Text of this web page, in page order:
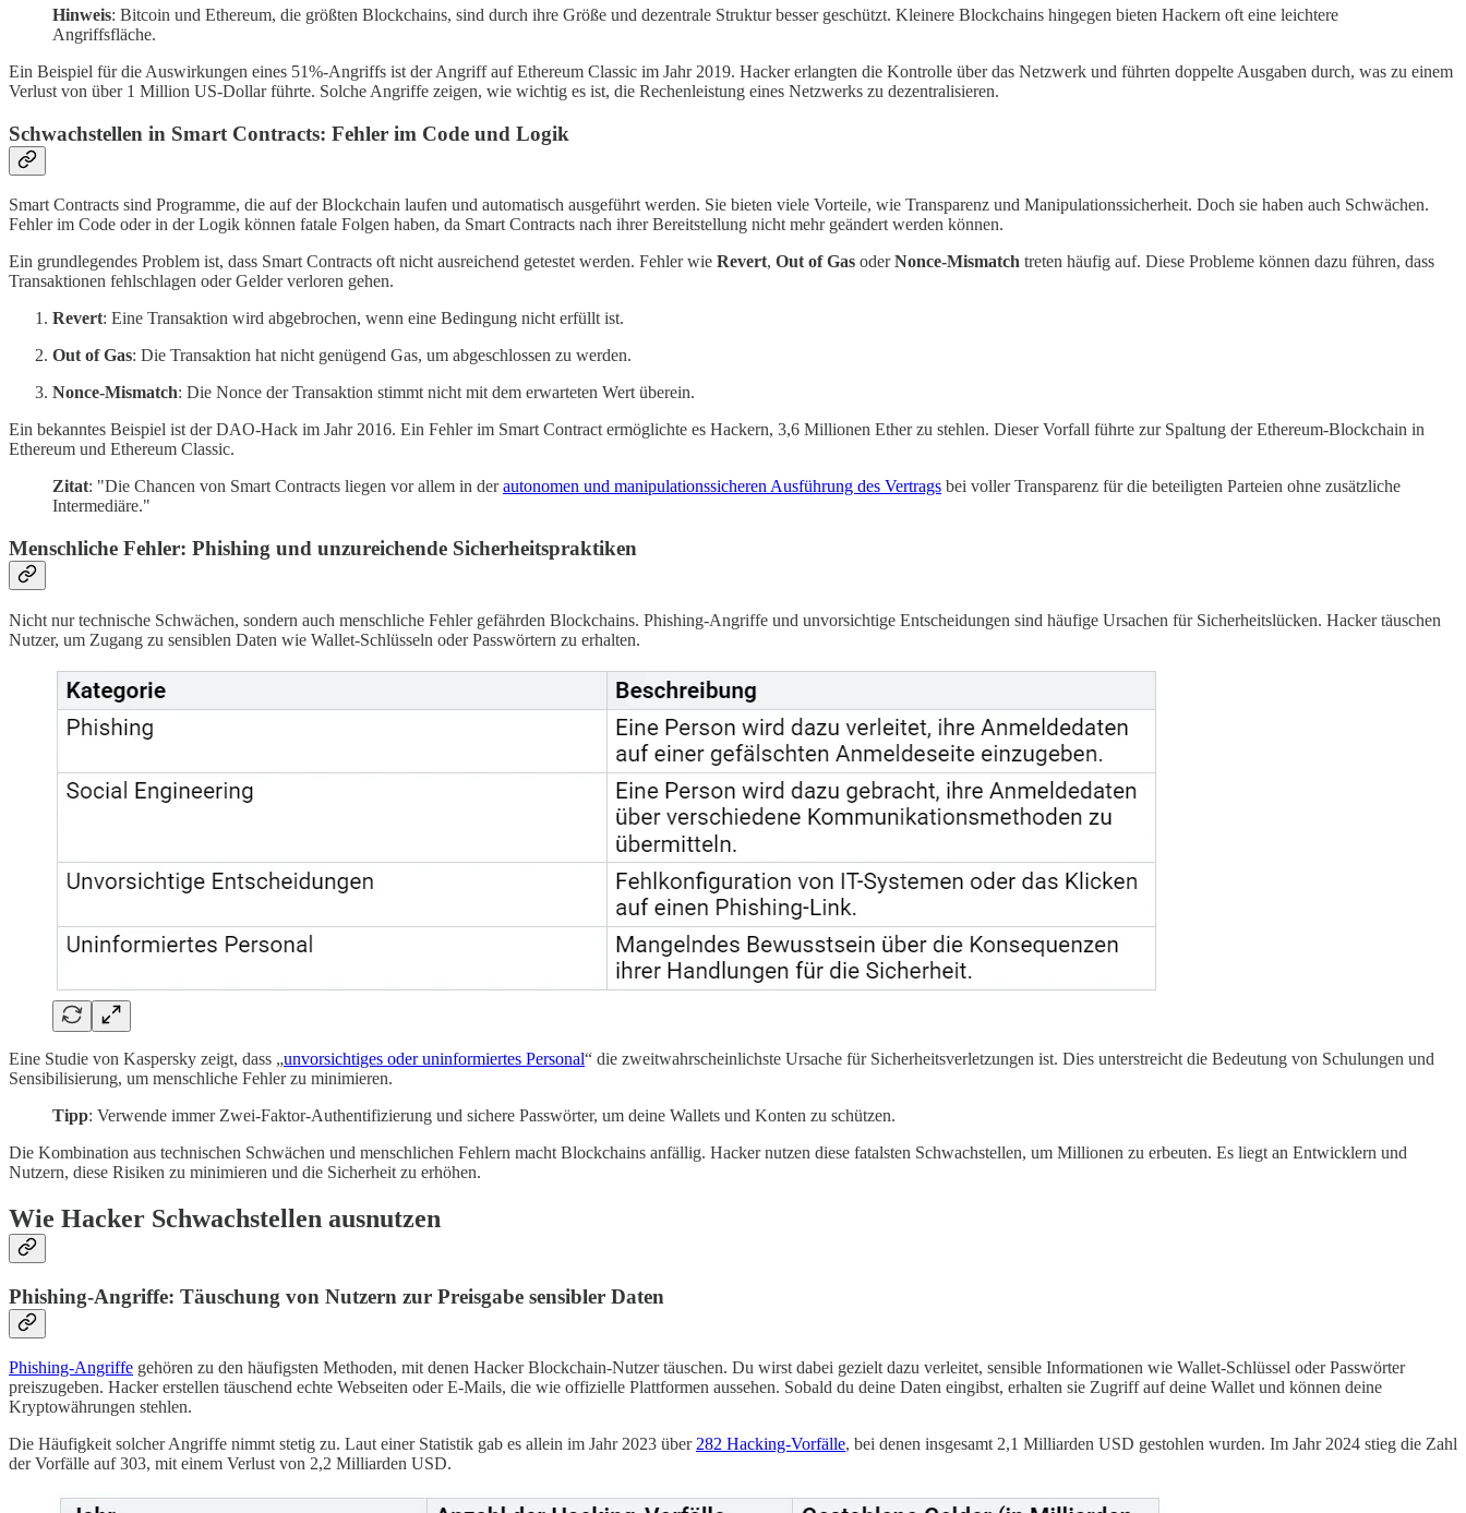
Hinweis: Bitcoin und Ethereum, die größten Blockchains, sind durch ihre Größe und dezentrale Struktur besser geschützt. Kleinere Blockchains hingegen bieten Hackern oft eine leichtere
Angriffsfläche.
Ein Beispiel für die Auswirkungen eines 51%-Angriffs ist der Angriff auf Ethereum Classic im Jahr 2019. Hacker erlangten die Kontrolle über das Netzwerk und führten doppelte Ausgaben durch, was zu einem
Verlust von über 1 Million US-Dollar führte. Solche Angriffe zeigen, wie wichtig es ist, die Rechenleistung eines Netzwerks zu dezentralisieren.
Schwachstellen in Smart Contracts: Fehler im Code und Logik
Smart Contracts sind Programme, die auf der Blockchain laufen und automatisch ausgeführt werden. Sie bieten viele Vorteile, wie Transparenz und Manipulationssicherheit. Doch sie haben auch Schwächen.
Fehler im Code oder in der Logik können fatale Folgen haben, da Smart Contracts nach ihrer Bereitstellung nicht mehr geändert werden können.
Ein grundlegendes Problem ist, dass Smart Contracts oft nicht ausreichend getestet werden. Fehler wie Revert, Out of Gas oderNonce-Mismatch treten häufig auf. Diese Probleme können dazu führen, dass
Transaktionen fehlschlagen oder Gelder verloren gehen.
Revert: Eine Transaktion wird abgebrochen, wenn eine Bedingung nicht erfüllt ist.
Out of Gas: Die Transaktion hat nicht genügend Gas, um abgeschlossen zu werden.
Nonce-Mismatch: Die Nonce der Transaktion stimmt nicht mit dem erwarteten Wert überein.
Ein bekanntes Beispiel ist der DAO-Hack im Jahr 2016. Ein Fehler im Smart Contract ermöglichte es Hackern, 3,6 Millionen Ether zu stehlen. Dieser Vorfall führte zur Spaltung der Ethereum-Blockchain in
Ethereum und Ethereum Classic.
Zitat: "Die Chancen von Smart Contracts liegen vor allem in derautonomen und manipulationssicheren Ausführung des Vertrags bei voller Transparenz für die beteiligten Parteien ohne zusätzliche
Intermediäre."
Menschliche Fehler: Phishing und unzureichende Sicherheitspraktiken
Nicht nur technische Schwächen, sondern auch menschliche Fehler gefährden Blockchains. Phishing-Angriffe und unvorsichtige Entscheidungen sind häufige Ursachen für Sicherheitslücken. Hacker täuschen
Nutzer, um Zugang zu sensiblen Daten wie Wallet-Schlüsseln oder Passwörtern zu erhalten.
Eine Studie von Kaspersky zeigt, dass „unvorsichtiges oder uninformiertes Personal“ die zweitwahrscheinlichste Ursache für Sicherheitsverletzungen ist. Dies unterstreicht die Bedeutung von Schulungen und
Sensibilisierung, um menschliche Fehler zu minimieren.
Tipp: Verwende immer Zwei-Faktor-Authentifizierung und sichere Passwörter, um deine Wallets und Konten zu schützen.
Die Kombination aus technischen Schwächen und menschlichen Fehlern macht Blockchains anfällig. Hacker nutzen diese fatalsten Schwachstellen, um Millionen zu erbeuten. Es liegt an Entwicklern und
Nutzern, diese Risiken zu minimieren und die Sicherheit zu erhöhen.
Wie Hacker Schwachstellen ausnutzen
Phishing-Angriffe: Täuschung von Nutzern zur Preisgabe sensibler Daten
Phishing-Angriffe gehören zu den häufigsten Methoden, mit denen Hacker Blockchain-Nutzer täuschen. Du wirst dabei gezielt dazu verleitet, sensible Informationen wie Wallet-Schlüssel oder Passwörter
preiszugeben. Hacker erstellen täuschend echte Webseiten oder E-Mails, die wie offizielle Plattformen aussehen. Sobald du deine Daten eingibst, erhalten sie Zugriff auf deine Wallet und können deine
Kryptowährungen stehlen.
Die Häufigkeit solcher Angriffe nimmt stetig zu. Laut einer Statistik gab es allein im Jahr 2023 über 282 Hacking-Vorfälle, bei denen insgesamt 2,1 Milliarden USD gestohlen wurden. Im Jahr 2024 stieg die Zahl
der Vorfälle auf 303, mit einem Verlust von 2,2 Milliarden USD.